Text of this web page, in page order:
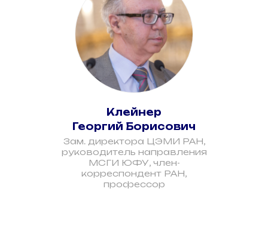
Клейнер
Георгий Борисович
Зам. директора ЦЭМИ РАН,
руководитель направления
МСГИ ЮФУ, член-
корреспондент РАН,
профессор